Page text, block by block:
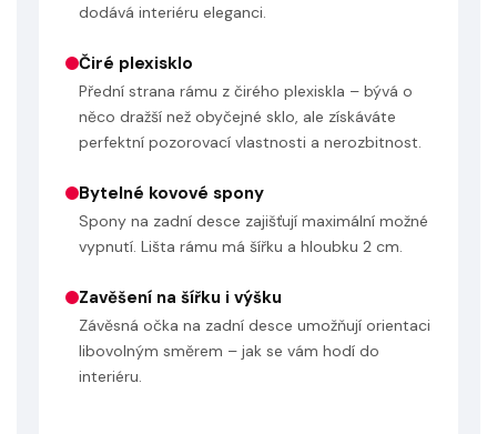
dodává interiéru eleganci.
Čiré plexisklo
Přední strana rámu z čirého plexiskla – bývá o
něco dražší než obyčejné sklo, ale získáváte
perfektní pozorovací vlastnosti a nerozbitnost.
Bytelné kovové spony
Spony na zadní desce zajišťují maximální možné
vypnutí. Lišta rámu má šířku a hloubku 2 cm.
Zavěšení na šířku i výšku
Závěsná očka na zadní desce umožňují orientaci
libovolným směrem – jak se vám hodí do
interiéru.